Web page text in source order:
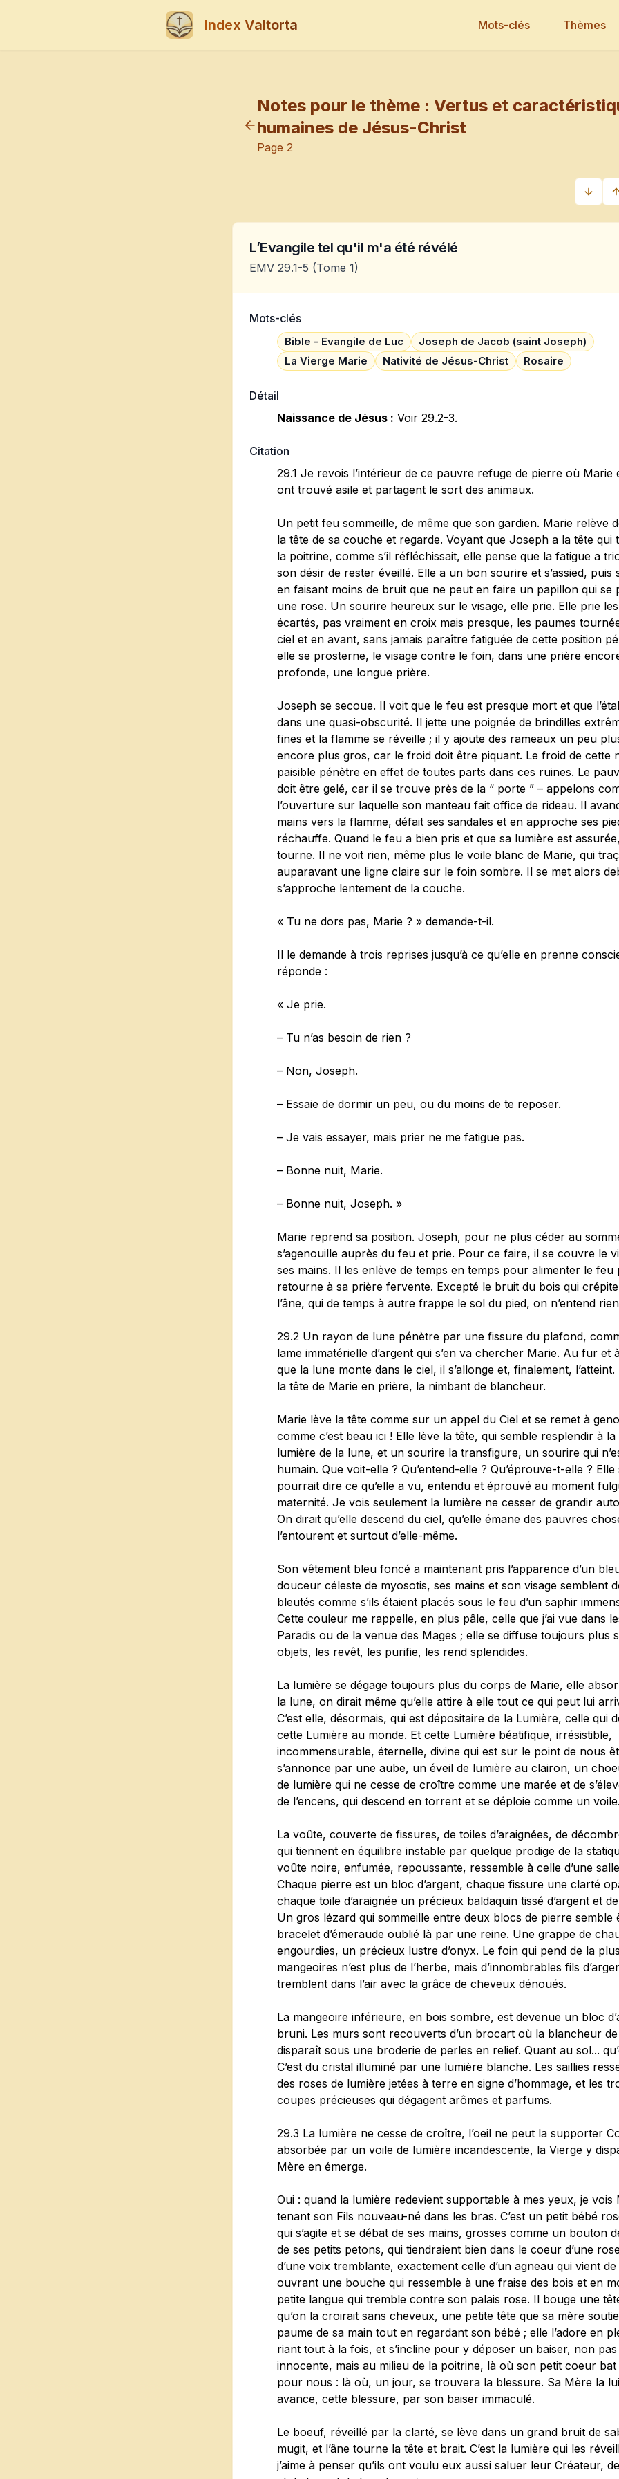
Index Valtorta Mots-clés Thèmes
Notes pour le thème : Vertus et
humaines de Jésus-Christ
Page 2
L’Evangile tel qu'il m'a été révélé
EMV 29.1-5 (Tome 1)
Mots-clés
Bible - Evangile de Luc
Joseph de Jacob (saint Joseph)
La Vierge Marie
Nativité de Jésus-Christ Rosaire
Détail
Naissance de Jésus : Voir 29.2-3.
Citation
29.1 Je revois l’intérieur de ce pauvre refuge de pierre où Marie
ont trouvé asile et partagent le sort des animaux.
Un petit feu sommeille, de même que son gardien. Marie re­lève
la tête de sa couche et regarde. Voyant que Joseph a la tête qui
la poitrine, comme s’il réfléchissait, elle pense que la fatigue a
son désir de rester éveillé. Elle a un bon sourire et s’assied, puis
en faisant moins de bruit que ne peut en faire un papillon qui se
une rose. Un sourire heureux sur le visage, elle prie. Elle prie
écartés, pas vraiment en croix mais presque, les paumes
ciel et en avant, sans jamais paraître fatiguée de cette position
elle se prosterne, le visage contre le foin, dans une prière
profonde, une longue prière.
Joseph se secoue. Il voit que le feu est presque mort et que
dans une quasi-obscurité. Il jette une poignée de brindilles
fines et la flamme se réveille ; il y ajoute des rameaux un peu
encore plus gros, car le froid doit être piquant. Le froid de cette
paisible pénètre en effet de toutes parts dans ces ruines. Le
doit être gelé, car il se trouve près de la “ porte ” – appelons
l’ouverture sur laquelle son manteau fait office de rideau. Il
mains vers la flamme, défait ses sandales et en approche ses
réchauffe. Quand le feu a bien pris et que sa lumière est
tourne. Il ne voit rien, même plus le voile blanc de Marie, qui
auparavant une ligne claire sur le foin sombre. Il se met alors
s’approche lentement de la couche.
« Tu ne dors pas, Marie ? » demande-t-il.
Il le demande à trois reprises jusqu’à ce qu’elle en prenne
réponde :
« Je prie.
– Tu n’as besoin de rien ?
– Non, Joseph.
– Essaie de dormir un peu, ou du moins de te reposer.
– Je vais essayer, mais prier ne me fatigue pas.
– Bonne nuit, Marie.
– Bonne nuit, Joseph. »
Marie reprend sa position. Joseph, pour ne plus céder au
s’agenouille auprès du feu et prie. Pour ce faire, il se couvre le
ses mains. Il les enlève de temps en temps pour alimenter le feu
retourne à sa prière fervente. Excepté le bruit du bois qui
l’âne, qui de temps à autre frappe le sol du pied, on n’entend
29.2 Un rayon de lune pénètre par une fissure du plafond,
lame immatérielle d’argent qui s’en va chercher Marie. Au fur et
que la lune monte dans le ciel, il s’allonge et, finalement,
la tête de Marie en prière, la nimbant de blancheur.
Marie lève la tête comme sur un appel du Ciel et se remet à
comme c’est beau ici ! Elle lève la tête, qui semble resplendir à
lumière de la lune, et un sourire la transfigure, un sourire qui
humain. Que voit-elle ? Qu’entend-elle ? Qu’éprouve-t-elle ? Elle
pourrait dire ce qu’elle a vu, entendu et éprouvé au moment
maternité. Je vois seulement la lumière ne cesser de grandir
On dirait qu’elle descend du ciel, qu’elle émane des pauvres
l’entourent et surtout d’elle-même.
Son vêtement bleu foncé a maintenant pris l’apparence d’un
douceur céleste de myosotis, ses mains et son visage semblent
bleutés comme s’ils étaient placés sous le feu d’un saphir
Cette couleur me rappelle, en plus pâle, celle que j’ai vue dans
Paradis ou de la venue des Mages ; elle se diffuse toujours plus
objets, les revêt, les purifie, les rend splendides.
La lumière se dégage toujours plus du corps de Marie, elle
la lune, on dirait même qu’elle attire à elle tout ce qui peut lui
C’est elle, désormais, qui est dépositaire de la Lumière, celle qui
cette Lumière au monde. Et cette Lumière béatifique, irrésistible,
incommensurable, éternelle, divine qui est sur le point de nous
s’annonce par une aube, un éveil de lumière au clairon, un
de lumière qui ne cesse de croître comme une marée et de
de l’encens, qui descend en torrent et se déploie comme un
La voûte, couverte de fissures, de toiles d’araignées, de
qui tiennent en équilibre instable par quelque prodige de la
voûte noire, enfumée, repoussante, ressemble à celle d’une
Chaque pierre est un bloc d’argent, chaque fissure une clarté
chaque toile d’araignée un précieux baldaquin tissé d’argent et
Un gros lézard qui sommeille entre deux blocs de pierre semble
bracelet d’émeraude oublié là par une reine. Une grappe de
engourdies, un précieux lustre d’onyx. Le foin qui pend de la
mangeoires n’est plus de l’herbe, mais d’innombrables fils
tremblent dans l’air avec la grâce de cheveux dénoués.
La mangeoire inférieure, en bois sombre, est devenue un bloc
bruni. Les murs sont recouverts d’un brocart où la blancheur
disparaît sous une broderie de perles en relief. Quant au sol...
C’est du cristal illuminé par une lumière blanche. Les saillies
des roses de lumière jetées à terre en signe d’hommage, et les
coupes précieuses qui dégagent arômes et parfums.
29.3 La lumière ne cesse de croître, l’oeil ne peut la supporter
absorbée par un voile de lumière incandescente, la Vierge y
Mère en émerge.
Oui : quand la lumière redevient supportable à mes yeux, je vois
tenant son Fils nouveau-né dans les bras. C’est un petit bébé
qui s’agite et se débat de ses mains, grosses comme un bouton
de ses petits petons, qui tiendraient bien dans le coeur d’une
d’une voix tremblante, exactement celle d’un agneau qui vient
ouvrant une bouche qui ressemble à une fraise des bois et en
petite langue qui tremble contre son palais rose. Il bouge une
qu’on la croirait sans cheveux, une petite tête que sa mère
paume de sa main tout en regardant son bébé ; elle l’adore en
riant tout à la fois, et s’incline pour y déposer un baiser, non
innocente, mais au milieu de la poitrine, là où son petit coeur bat
pour nous : là où, un jour, se trouvera la blessure. Sa Mère la
avance, cette blessure, par son baiser immaculé.
Le boeuf, réveillé par la clarté, se lève dans un grand bruit de
mugit, et l’âne tourne la tête et brait. C’est la lumière qui les
j’aime à penser qu’ils ont voulu eux aussi saluer leur Créateur,